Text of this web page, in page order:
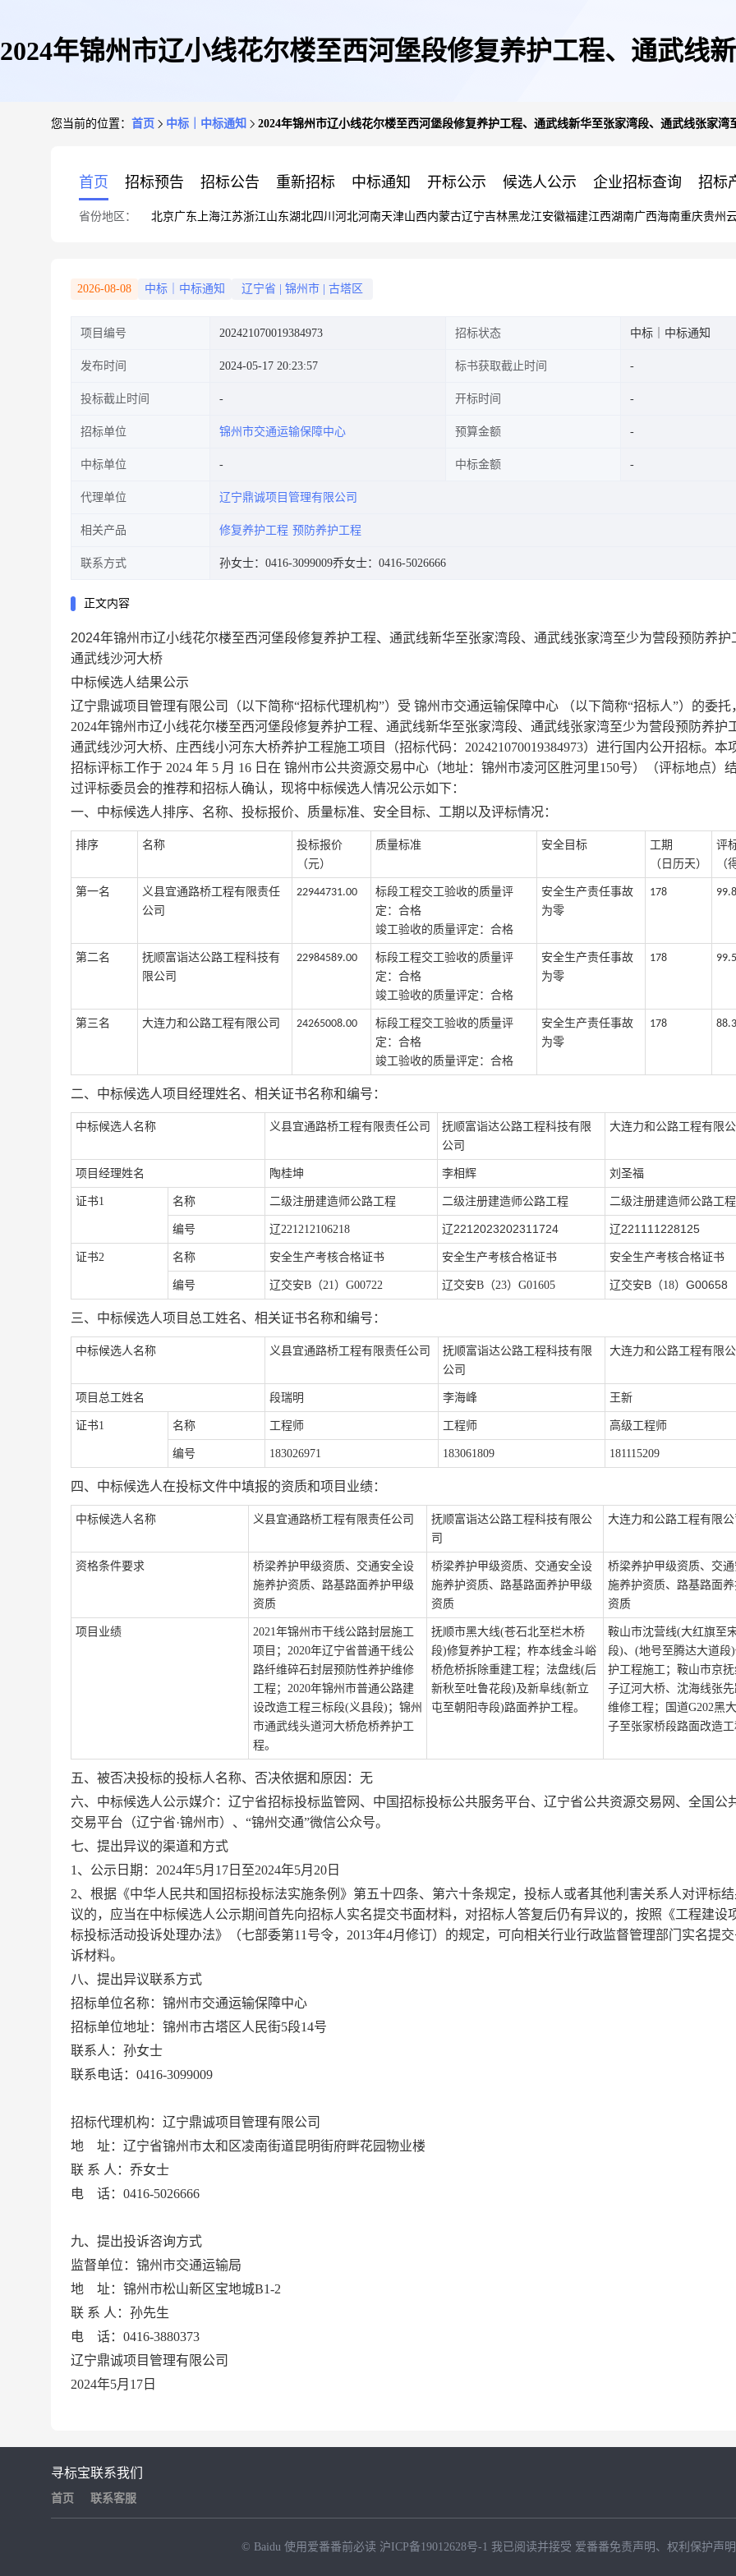
2024年锦州市辽小线花尔楼至西河堡段修复养护工程、通武线
您当前的位置： 首页 中标｜中标通知 2024年锦州市辽小线花尔楼至西河堡段修复养护工程、通武线新华至张家湾段、通武线张家
首页 招标预告 招标公告 重新招标 中标通知 开标公示 候选人公示 企业招标查询 招标
省份地区： 北京广东 上海江苏浙江山东湖北四川 河北河南天津山西内蒙古辽宁吉林黑龙江安徽福建江西湖南广西海南重庆贵州
2026-08-08 中标｜中标通知 辽宁省 锦州市 古塔区
项目编号 202421070019384973 招标状态 中标｜中标通知
发布时间 2024-05-17 20:23:57 标书获取截止时间
投标截止时间 开标时间
招标单位 锦州市交通运输保障中心 预算金额
中标单位 中标金额
代理单位 辽宁鼎诚项目管理有限公司
相关产品 修复养护工程 预防养护工程
联系方式 孙女士：0416-3099009乔女士：0416-5026666
正文内容
2024年锦州市辽小线花尔楼至西河堡段修复养护工程、通武线新华至张家湾段、通武线张家湾至少为营段预防养护
通武线沙河大桥
中标候选人结果公示
辽宁鼎诚项目管理有限公司
（以下简称“招标代理机构”）受 锦州市交通运输保障中心 （以下简称“招标人”）的委托
2024年锦州市辽小线花尔楼至西河堡段修复养护工程、通武线新华至张家湾段、通武线张家湾至少为营段预防养护
通武线沙河大桥、庄西线小河东大桥养护工程施工项目
（招标代码： 202421070019384973）进行国内公开招标。本
招标评标工作于 2024 年 5 月 16 日在 锦州市公共资源交易中心（地址：锦州市凌河区胜河里150号）
（评标地点）
过评标委员会的推荐和招标人确认，现将中标候选人情况公示如下：
一、中标候选人排序、名称、投标报价、 质量标准、安全目标、 工期以及评标情况：
排序 名称
投标报价
（元）
质量标准 安全目标
工期
（ 日历天）
评
（
第一名
义县宜通路桥工程有限责任
公司
22944731.00
标段工程交工验收的质量评
定：合格
竣工验收的质量评定：合格
安全生产责任事故
为零
178
第二名 抚顺富诣达公路工程科技有
限公司
22984589.00
标段工程交工验收的质量评
定：合格
竣工验收的质量评定：合格
安全生产责任事故
为零
178
第三名 大连力和公路工程有限公司 24265008.00
标段工程交工验收的质量评
定：合格
竣工验收的质量评定：合格
安全生产责任事故
为零
178
二、中标候选人项目经理姓名、相关证书名称和编号：
中标候选人名称 义县宜通路桥工程有限责任公司
抚顺富诣达公路工程科技有限
公司
大连力和公路工程有限
项目经理姓名 陶桂坤 李相辉 刘圣福
证书1 名称 二级注册建造师公路工程 二级注册建造师公路工程 二级注册建造师公路工程
编号 辽221212106218 辽2212023202311724 辽221111228125
证书2 名称 安全生产考核合格证书 安全生产考核合格证书 安全生产考核合格证书
编号 辽交安B（21）G00722 辽交安B（23）G01605 辽交安B （18） G00658
三、中标候选人项目总工姓名、相关证书名称和编号：
中标候选人名称 义县宜通路桥工程有限责任公司
抚顺富诣达公路工程科技有限
公司
大连力和公路工程有限
项目总工姓名 段瑞明 李海峰 王新
证书1 名称 工程师 工程师 高级工程师
编号 183026971 183061809 181115209
四、中标候选人在投标文件中填报的资质和项目业绩：
中标候选人名称 义县宜通路桥工程有限责任公司
抚顺富诣达公路工程科技有限公
司
大连力和公路工程有限
资格条件要求 桥梁养护甲级资质、 交通安全设
施养护资质、 路基路面养护甲级
资质
桥梁养护甲级资质、 交通安全设
施养护资质、 路基路面养护甲级
资质
桥梁养护甲级资质、 交
施养护资质、 路基路面
资质
项目业绩
2021年锦州市干线公路封层施工
项目；2020年辽宁省普通干线公
路纤维碎石封层预防性养护维修
工程；2020年锦州市普通公路建
设改造工程三标段(义县段)；锦州
市通武线头道河大桥危桥养护工
程。
抚顺市黑大线(苍石北至栏木桥
段)修复养护工程；柞本线金斗峪
桥危桥拆除重建工程；法盘线(后
新秋至吐鲁花段)及新阜线(新立
屯至朝阳寺段)路面养护工程。
鞍山市沈营线(大红旗至
段)、(地号至腾达大道段
护工程施工；鞍山市京
子辽河大桥、沈海线张
维修工程；国道G202黑
子至张家桥段路面改造
五、 被否决投标的投标人名称、否决依据和原因： 无
六、 中标候选人公示媒介：辽宁省招标投标监管网、中国招标投标公共服务平台、辽宁省公共资源交易网、全国公
交易平台（辽宁省·锦州市）、“锦州交通”微信公众号。
七、提出异议的渠道和方式
1、公示日期：2024年5月 17 日至2024年5月 20 日
2、根据《中华人民共和国招标投标法实施条例》第五十四条、第六十条规定，投标人或者其他利害关系人对评标
议的，应当在中标候选人公示期间首先向招标人实名提交书面材料，对招标人答复后仍有异议的，按照《工程建设
标投标活动投诉处理办法》（七部委第11号令，2013年4月修订）的规定，可向相关行业行政监督管理部门实名提
诉材料。
八、提出异议联系方式
招标单位名称：锦州市交通运输保障中心
招标单位地址：锦州市古塔区人民街5段14号
联系人：孙女士
联系电话： 0416-3099009
招标代理机构：辽宁鼎诚项目管理有限公司
地
址：辽宁省锦州市太和区凌南街道昆明街府畔花园物业楼
联 系 人： 乔女士
电
话： 0416-5026666
九、 提出投诉咨询方式
监督单位 ： 锦州市交通运输局
地
址：锦州市松山新区宝地城B1-2
联 系 人：孙先生
电
话： 0416-3880373
辽宁鼎诚项目管理有限公司
2024年5月 17 日
寻标宝
首页
联系我们
联系客服
© Baidu 使用爱番番前必读 沪ICP备19012628号-1 我已阅读并接受 爱番番免责声明 、 权利保护声明